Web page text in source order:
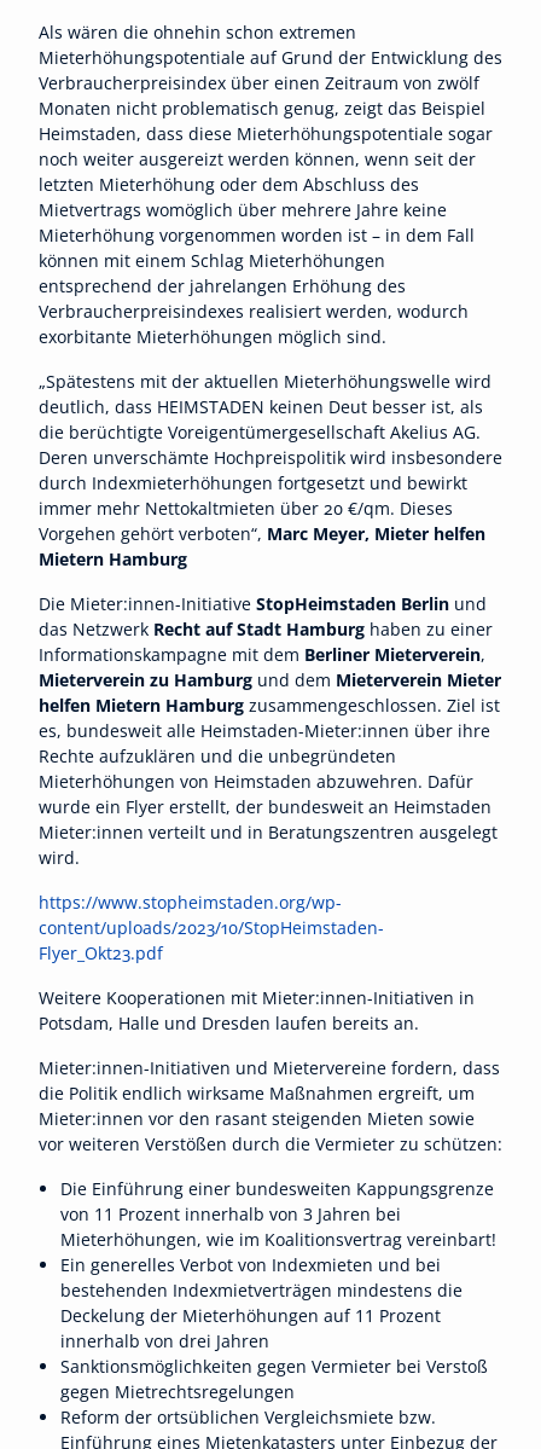
Als wären die ohnehin schon extremen
Mieterhöhungspotentiale auf Grund der Entwicklung des
Verbraucherpreisindex über einen Zeitraum von zwölf
Monaten nicht problematisch genug, zeigt das Beispiel
Heimstaden, dass diese Mieterhöhungspotentiale sogar
noch weiter ausgereizt werden können, wenn seit der
letzten Mieterhöhung oder dem Abschluss des
Mietvertrags womöglich über mehrere Jahre keine
Mieterhöhung vorgenommen worden ist – in dem Fall
können mit einem Schlag Mieterhöhungen
entsprechend der jahrelangen Erhöhung des
Verbraucherpreisindexes realisiert werden, wodurch
exorbitante Mieterhöhungen möglich sind.
„Spätestens mit der aktuellen Mieterhöhungswelle wird
deutlich, dass HEIMSTADEN keinen Deut besser ist, als
die berüchtigte Voreigentümergesellschaft Akelius AG.
Deren unverschämte Hochpreispolitik wird insbesondere
durch Indexmieterhöhungen fortgesetzt und bewirkt
immer mehr Nettokaltmieten über 20 €/qm. Dieses
Vorgehen gehört verboten“, Marc Meyer, Mieter helfen
Mietern Hamburg
Die Mieter:innen-Initiative StopHeimstaden Berlin und
das Netzwerk Recht auf Stadt Hamburg haben zu einer
Informationskampagne mit dem Berliner Mieterverein,
Mieterverein zu Hamburg und dem Mieterverein Mieter
helfen Mietern Hamburg zusammengeschlossen. Ziel ist
es, bundesweit alle Heimstaden-Mieter:innen über ihre
Rechte aufzuklären und die unbegründeten
Mieterhöhungen von Heimstaden abzuwehren. Dafür
wurde ein Flyer erstellt, der bundesweit an Heimstaden
Mieter:innen verteilt und in Beratungszentren ausgelegt
wird.
https://www.stopheimstaden.org/wp-
content/uploads/2023/10/StopHeimstaden-
Flyer_Okt23.pdf
Weitere Kooperationen mit Mieter:innen-Initiativen in
Potsdam, Halle und Dresden laufen bereits an.
Mieter:innen-Initiativen und Mietervereine fordern, dass
die Politik endlich wirksame Maßnahmen ergreift, um
Mieter:innen vor den rasant steigenden Mieten sowie
vor weiteren Verstößen durch die Vermieter zu schützen:
Die Einführung einer bundesweiten Kappungsgrenze
von 11 Prozent innerhalb von 3 Jahren bei
Mieterhöhungen, wie im Koalitionsvertrag vereinbart!
Ein generelles Verbot von Indexmieten und bei
bestehenden Indexmietverträgen mindestens die
Deckelung der Mieterhöhungen auf 11 Prozent
innerhalb von drei Jahren
Sanktionsmöglichkeiten gegen Vermieter bei Verstoß
gegen Mietrechtsregelungen
Reform der ortsüblichen Vergleichsmiete bzw.
Einführung eines Mietenkatasters unter Einbezug der